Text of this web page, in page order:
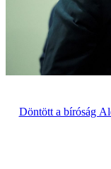
Döntött a bíróság